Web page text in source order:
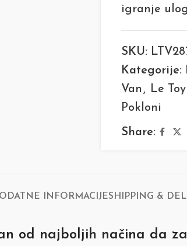
igranje
SKU:
Kategorije:
Van , Le
Pokloni
Share:
INFORMACIJESHIPPING &
od najboljih načina da